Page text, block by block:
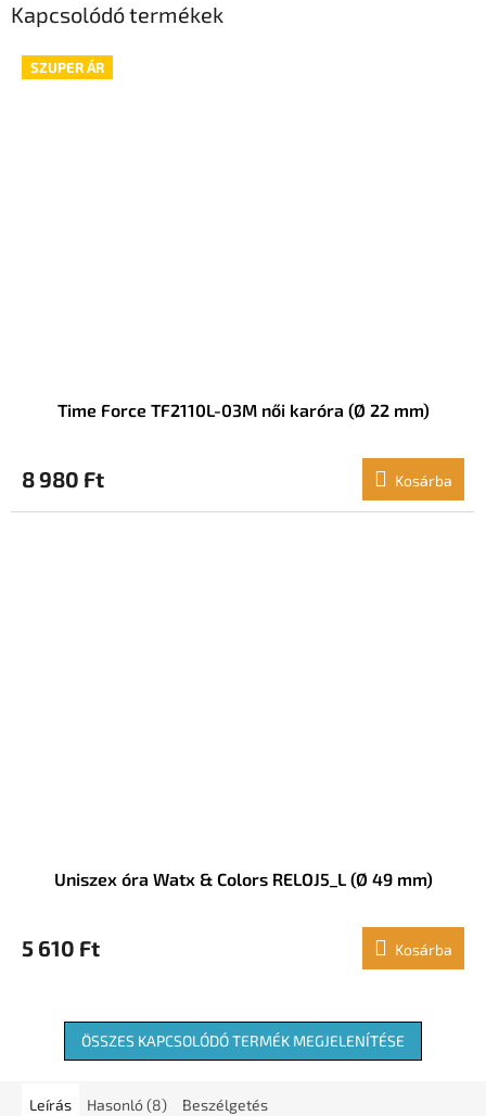
Kapcsolódó termékek
SZUPER ÁR
Time Force TF2110L-03M női karóra (Ø 22 mm)
8 980 Ft Kosárba
Uniszex óra Watx & Colors RELOJ5_L (Ø 49 mm)
5 610 Ft Kosárba
ÖSSZES KAPCSOLÓDÓ TERMÉK MEGJELENÍTÉSE
Leírás Hasonló (8) Beszélgetés